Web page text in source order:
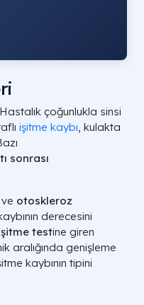
çoğunlukla sinsi
işitme kaybı, kulakta
sonrası
ve otoskleroz
derecesini
testine giren
aralığında genişleme
kaybının tipini